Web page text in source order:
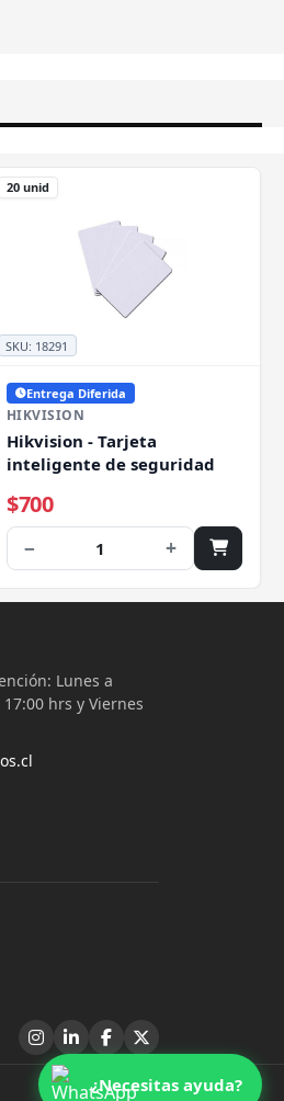
¿Necesitas ayuda?
SKU: 18291
20 unid
Entrega Diferida
HIKVISION
Hikvision - Tarjeta
inteligente de seguridad
$700
− 1 +
Lunes a
17:00 hrs y Viernes